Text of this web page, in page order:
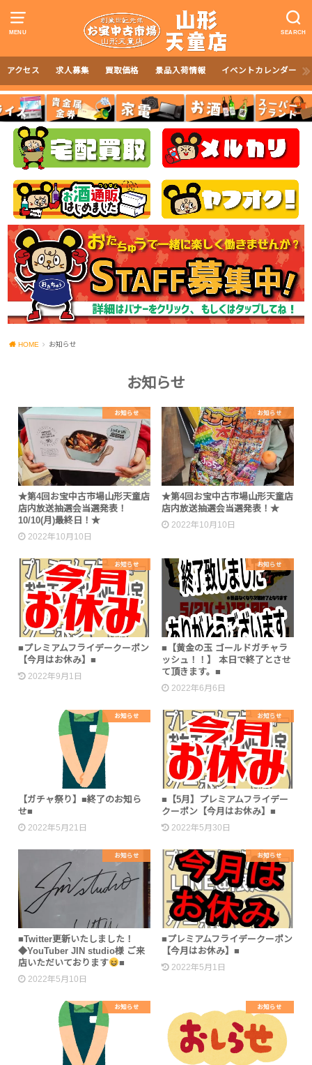
MENU SEARCH
アクセス 求人募集 買取価格 景品入荷情報 イベントカレンダー
HOME お知らせ
お知らせ
お知らせ
★第4回お宝中古市場山形天童店
店内放送抽選会当選発表！
10/10(月)最終日！★
2022年10月10日
お知らせ
★第4回お宝中古市場山形天童店
店内放送抽選会当選発表！★
2022年10月10日
お知らせ
■プレミアムフライデークーポン
【今月はお休み】■
2022年9月1日
お知らせ
■【黄金の玉 ゴールドガチャラ
ッシュ！！】 本日で終了とさせ
て頂きます。■
2022年6月6日
お知らせ
【ガチャ祭り】■終了のお知ら
せ■
2022年5月21日
お知らせ
■【5月】プレミアムフライデー
クーポン【今月はお休み】■
2022年5月30日
お知らせ
■Twitter更新いたしました！
◆YouTuber JIN studio様 ご来
店いただいております
■
2022年5月10日
お知らせ
■プレミアムフライデークーポン
【今月はお休み】■
2022年5月1日
お知らせ お知らせ